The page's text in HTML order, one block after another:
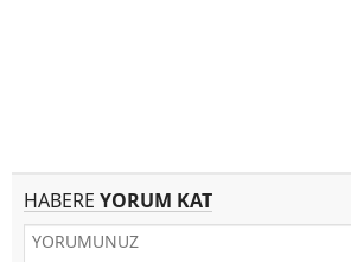
HABERE YORUM KAT